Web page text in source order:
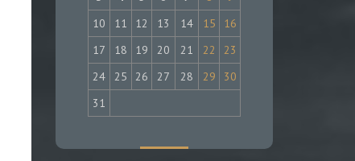
10
11 12 13 14 15
16
17
18 19 20 21 22
23
24
25 26 27 28 29
30
31